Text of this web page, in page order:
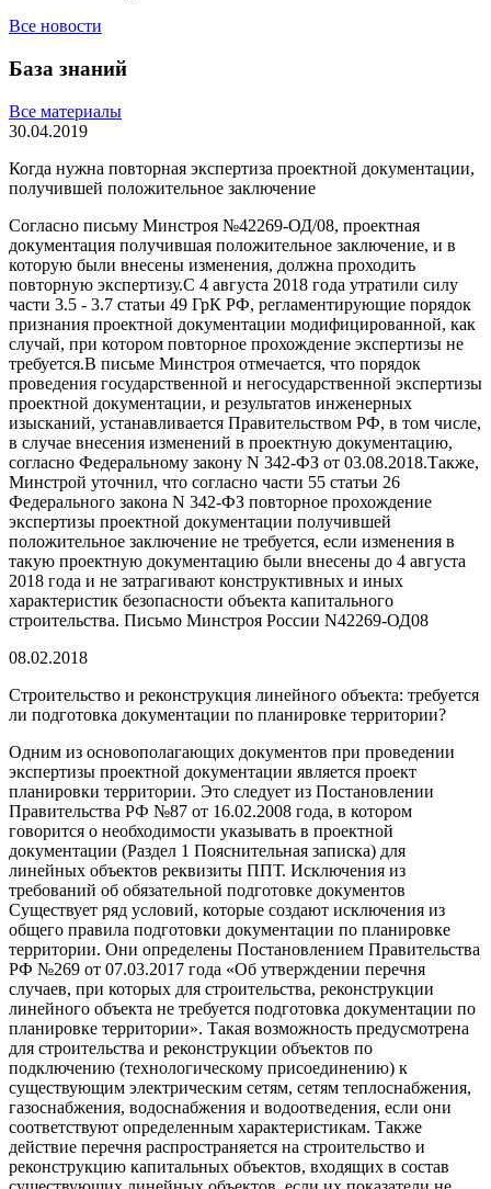
Все новости
База знаний
Все материалы
30.04.2019
Когда нужна повторная экспертиза проектной документации,
получившей положительное заключение
Согласно письму Минстроя №42269-ОД/08, проектная
документация получившая положительное заключение, и в
которую были внесены изменения, должна проходить
повторную экспертизу.С 4 августа 2018 года утратили силу
части 3.5 - 3.7 статьи 49 ГрК РФ, регламентирующие порядок
признания проектной документации модифицированной, как
случай, при котором повторное прохождение экспертизы не
требуется.В письме Минстроя отмечается, что порядок
проведения государственной и негосударственной экспертизы
проектной документации, и результатов инженерных
изысканий, устанавливается Правительством РФ, в том числе,
в случае внесения изменений в проектную документацию,
согласно Федеральному закону N 342-ФЗ от 03.08.2018.Также,
Минстрой уточнил, что согласно части 55 статьи 26
Федерального закона N 342-ФЗ повторное прохождение
экспертизы проектной документации получившей
положительное заключение не требуется, если изменения в
такую проектную документацию были внесены до 4 августа
2018 года и не затрагивают конструктивных и иных
характеристик безопасности объекта капитального
строительства. Письмо Минстроя России N42269-ОД08
08.02.2018
Строительство и реконструкция линейного объекта: требуется
ли подготовка документации по планировке территории?
Одним из основополагающих документов при проведении
экспертизы проектной документации является проект
планировки территории. Это следует из Постановлении
Правительства РФ №87 от 16.02.2008 года, в котором
говорится о необходимости указывать в проектной
документации (Раздел 1 Пояснительная записка) для
линейных объектов реквизиты ППТ. Исключения из
требований об обязательной подготовке документов
Существует ряд условий, которые создают исключения из
общего правила подготовки документации по планировке
территории. Они определены Постановлением Правительства
РФ №269 от 07.03.2017 года «Об утверждении перечня
случаев, при которых для строительства, реконструкции
линейного объекта не требуется подготовка документации по
планировке территории». Такая возможность предусмотрена
для строительства и реконструкции объектов по
подключению (технологическому присоединению) к
существующим электрическим сетям, сетям теплоснабжения,
газоснабжения, водоснабжения и водоотведения, если они
соответствуют определенным характеристикам. Также
действие перечня распространяется на строительство и
реконструкцию капитальных объектов, входящих в состав